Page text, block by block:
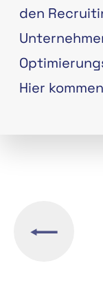
den
Hier